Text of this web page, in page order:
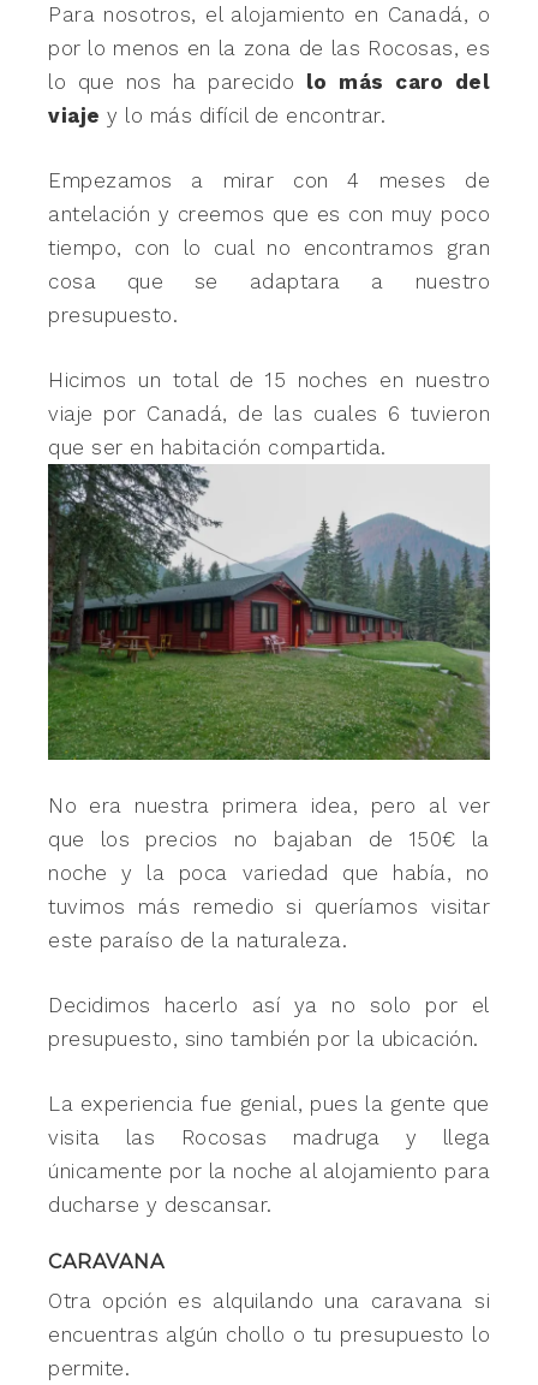
Para nosotros, el alojamiento en Canadá, o
por lo menos en la zona de las Rocosas, es
lo que nos ha parecido lo más caro del
viaje y lo más difícil de encontrar.
Empezamos a mirar con 4 meses de
antelación y creemos que es con muy poco
tiempo, con lo cual no encontramos gran
cosa que se adaptara a nuestro
presupuesto.
Hicimos un total de 15 noches en nuestro
viaje por Canadá, de las cuales 6 tuvieron
que ser en habitación compartida.
No era nuestra primera idea, pero al ver
que los precios no bajaban de 150€ la
noche y la poca variedad que había, no
tuvimos más remedio si queríamos visitar
este paraíso de la naturaleza.
Decidimos hacerlo así ya no solo por el
presupuesto, sino también por la ubicación.
La experiencia fue genial, pues la gente que
visita las Rocosas madruga y llega
únicamente por la noche al alojamiento para
ducharse y descansar.
CARAVANA
Otra opción es alquilando una caravana si
encuentras algún chollo o tu presupuesto lo
permite.